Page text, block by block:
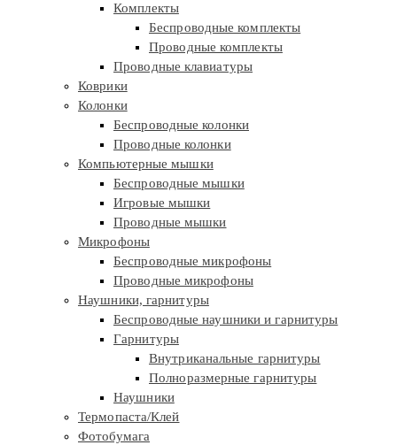
Комплекты
Беспроводные комплекты
Проводные комплекты
Проводные клавиатуры
Коврики
Колонки
Беспроводные колонки
Проводные колонки
Компьютерные мышки
Беспроводные мышки
Игровые мышки
Проводные мышки
Микрофоны
Беспроводные микрофоны
Проводные микрофоны
Наушники, гарнитуры
Беспроводные наушники и гарнитуры
Гарнитуры
Внутриканальные гарнитуры
Полноразмерные гарнитуры
Наушники
Термопаста/Клей
Фотобумага